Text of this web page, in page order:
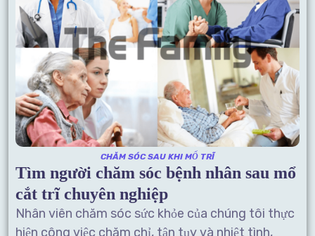
CHĂM SÓC SAU KHI MỔ TRĨ
Tìm ngườichăm sóc bệnh nhân sau mổ
cắt trĩ chuyên nghiệp
Nhân viên chăm sóc sức khỏe của chúng tôi thực
hiện công việc chăm chỉ, tận tụy và nhiệt tình,